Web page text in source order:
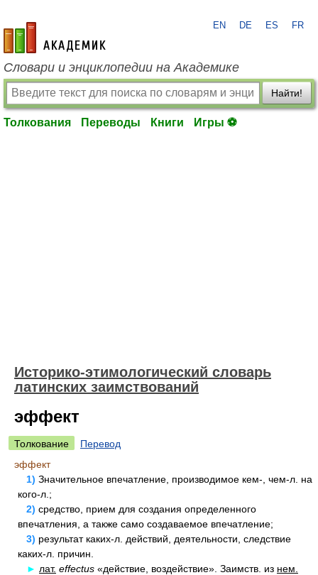
academic.ru
EN DE ES FR
Словари и энциклопедии на Академике
Найти!
Толкования Переводы Книги Игры ⚽
Историко-этимологический словарь
латинских заимствований
эффект
Толкование
Перевод
эффект
1) Значительное впечатление, производимое кем-, чем-л. на
кого-л.;
2) средство, прием для создания определенного
впечатления, а также само создаваемое впечатление;
3) результат каких-л. действий, деятельности, следствие
каких-л. причин.
► лат. effectus «действие, воздействие». Заимств. из нем.